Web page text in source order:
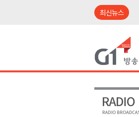
최신뉴스